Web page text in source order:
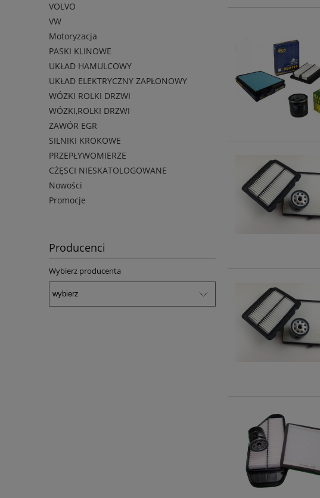
VOLVO
VW
Motoryzacja
PASKI KLINOWE
UKŁAD HAMULCOWY
UKŁAD ELEKTRYCZNY ZAPŁONOWY
WÓZKI ROLKI DRZWI
WÓZKI,ROLKI DRZWI
ZAWÓR EGR
SILNIKI KROKOWE
PRZEPŁYWOMIERZE
CŻĘSCI NIESKATOLOGOWANE
Nowości
Promocje
Producenci
Wybierz producenta